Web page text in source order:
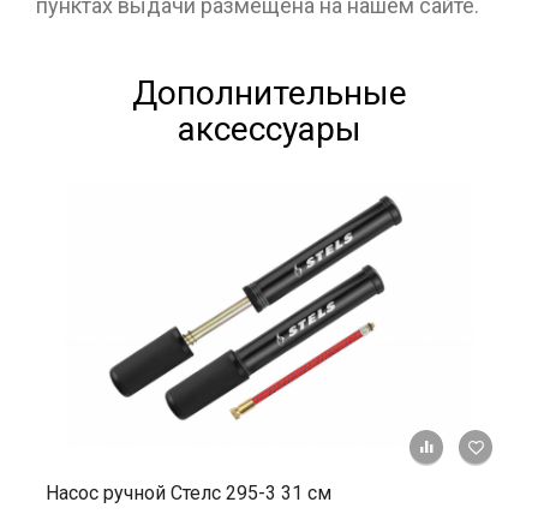
пунктах выдачи размещена на нашем сайте.
Дополнительные
аксессуары
+ К
Насос ручной Стелс 295-3 31 см